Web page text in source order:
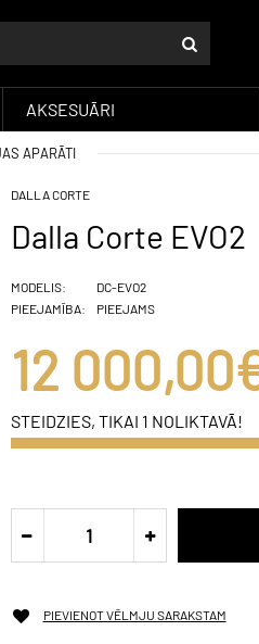
AKSESUĀRI
APARĀTI
DALLA CORTE
Dalla Corte EVO2
MODELIS:
PIEEJAMĪBA:
DC-EVO2
PIEEJAMS
12
STEIDZIES, TIKAI 1 NOLIKTAVĀ!
PIEVIENOT VĒLMJU SARAKSTAM